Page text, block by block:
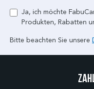
Ja, ich möchte
Produkten, Rabatten
Bitte beachten Sie unsere